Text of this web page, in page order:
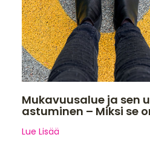
Mukavuusalue ja sen
astuminen – Miksi se
Lue Lisää